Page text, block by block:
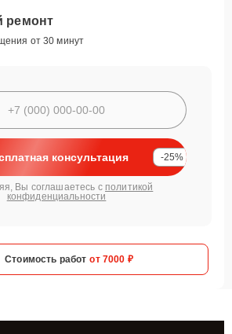
ремонт
от 30 минут
консультация -25%
Вы соглашаетесь с политикой
конфиденциальности
Стоимость работ от 7000 ₽